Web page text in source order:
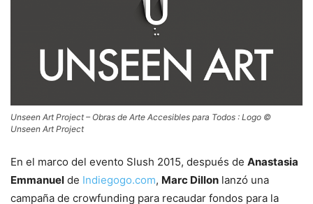
Unseen Art Project – Obras de Arte Accesibles para Todos : Logo ©
Unseen Art Project
En el marco del evento Slush 2015, después de Anastasia
Emmanuel de Indiegogo.com, Marc Dillon lanzó una
campaña de crowfunding para recaudar fondos para la